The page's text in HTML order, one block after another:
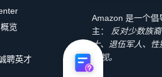
览
聘英才
Amazon 是一个倡
主：
反对少数族
士、退伍军人、性
歧视。